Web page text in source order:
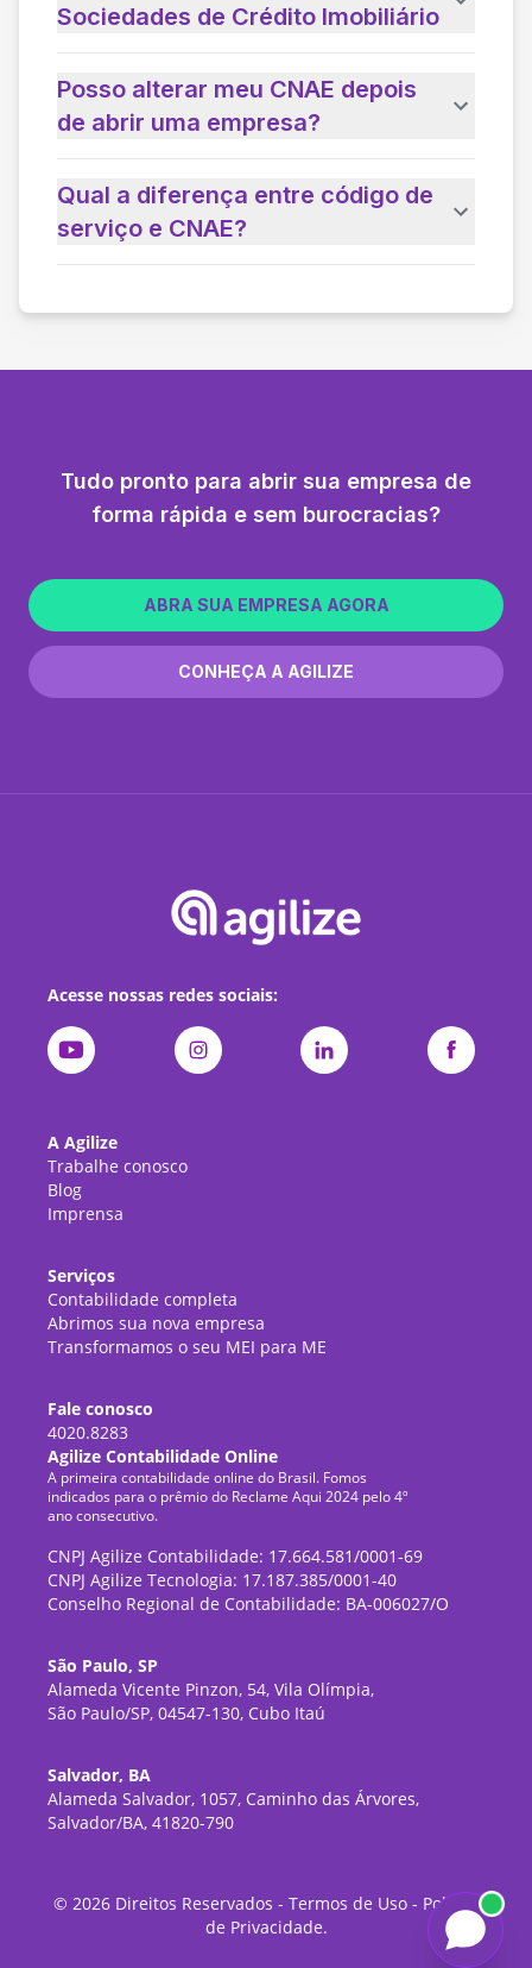
Sociedades de Crédito Imobiliário
Posso alterar meu CNAE depois
de abrir uma empresa?
Qual a diferença entre código de
serviço e CNAE?
Tudo pronto para abrir sua empresa de
forma rápida e sem burocracias?
ABRA SUA EMPRESA AGORA
CONHEÇA A AGILIZE
Acesse nossas redes sociais:
A Agilize
Trabalhe conosco
Blog
Imprensa
Serviços
Contabilidade completa
Abrimos sua nova empresa
Transformamos o seu MEI para ME
Fale conosco
4020.8283
Agilize Contabilidade Online
A primeira contabilidade online do Brasil. Fomos
indicados para o prêmio do Reclame Aqui 2024 pelo 4º
ano consecutivo.
CNPJ Agilize Contabilidade: 17.664.581/0001-69
CNPJ Agilize Tecnologia: 17.187.385/0001-40
Conselho Regional de Contabilidade: BA-006027/O
São Paulo, SP
Alameda Vicente Pinzon, 54, Vila Olímpia,
São Paulo/SP, 04547-130, Cubo Itaú
Salvador, BA
Alameda Salvador, 1057, Caminho das Árvores,
Salvador/BA, 41820-790
© 2026Direitos Reservados - Termos de Uso- Política
de Privacidade.